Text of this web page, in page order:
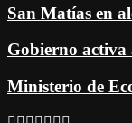
San Matías en
Gobierno
Ministerio de